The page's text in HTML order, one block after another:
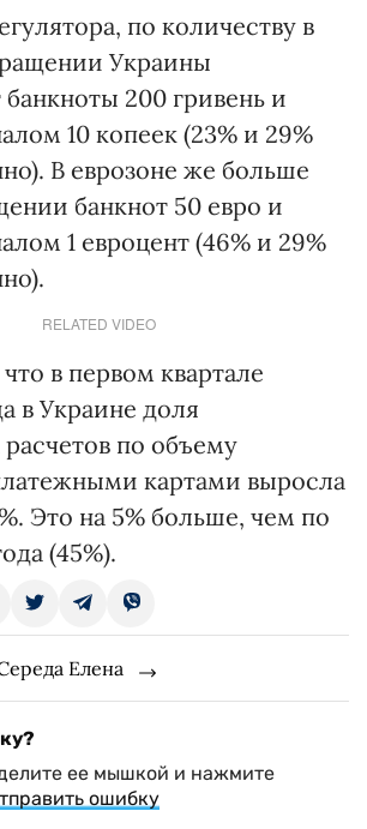
по количеству в
Украины
200 гривень и
10 копеек (23% и 29%
В еврозоне же больше
банкнот 50 евро и
1 евроцент (46% и 29%
RELATED VIDEO
в первом квартале
в Украине доля
по объему
картами выросла
Это на 5% больше, чем по
(45%).
Елена
ее мышкой и нажмите
ошибку